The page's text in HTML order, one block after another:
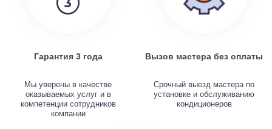
Гарантия 3 года
Мы уверены в качестве
оказываемых услуг и в
компетенции сотрудников
компании
Вызов мастера без оплаты
Срочный выезд мастера по
установке и обслуживанию
кондиционеров